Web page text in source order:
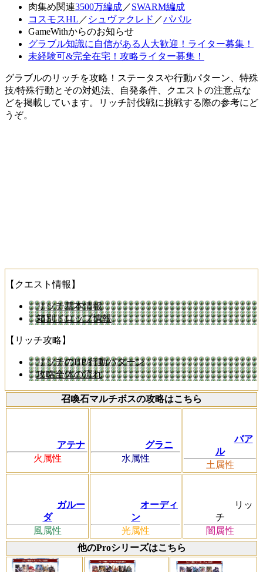
肉集め関連3500万編成／SWARM編成
コスモスHL ／ シュヴァクレド ／パパル
GameWithからのお知らせ
グラブル知識に自信がある人大歓迎！ライター募集！
未経験可&完全在宅！攻略ライター募集！
グラブルのリッチを攻略！ステータスや行動パターン、特殊
技/特殊行動とその対処法、自発条件、クエストの注意点な
どを掲載しています。リッチ討伐戦に挑戦する際の参考にど
うぞ。
【クエスト情報】
リッチ基本情報
箱別ドロップ情報
【リッチ攻略】
リッチのHP/行動パターン
攻略全体の流れ
召喚石マルチボスの攻略はこちら
アテナ
火属性
グラニ
水属性
バア
ル
土属性
ガルー
ダ
風属性
オーディ
ン
光属性
リッ
チ
闇属性
他のProシリーズはこちら